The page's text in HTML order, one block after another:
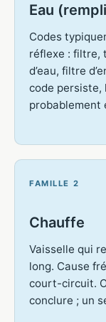
Eau
Codes
réflexe : filtre,
d’eau, filtre
code persiste,
probablement
FAMILLE 2
Chauffe
Vaisselle qui
long. Cause
court-circuit.
conclure ; un